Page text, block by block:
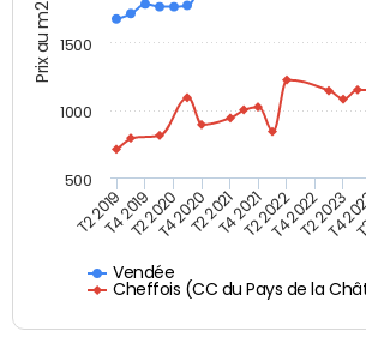
Prix au m2
Vendée
Cheffois (CC du Pays de la
T2 2019T4 2019T2 2020T4 2020T2 2021T4 2021T2 2022T4 2022T2 2023
T4
500
1000
1500